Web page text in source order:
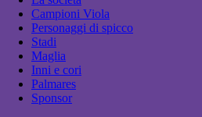
Campioni Viola
Personaggi di spicco
Stadi
Maglia
Inni e cori
Palmares
Sponsor